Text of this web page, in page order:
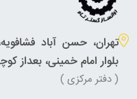
تهران، حسن آباد
بلوار امام خمینی، بعداز کوچه
( دفتر مرکزی )